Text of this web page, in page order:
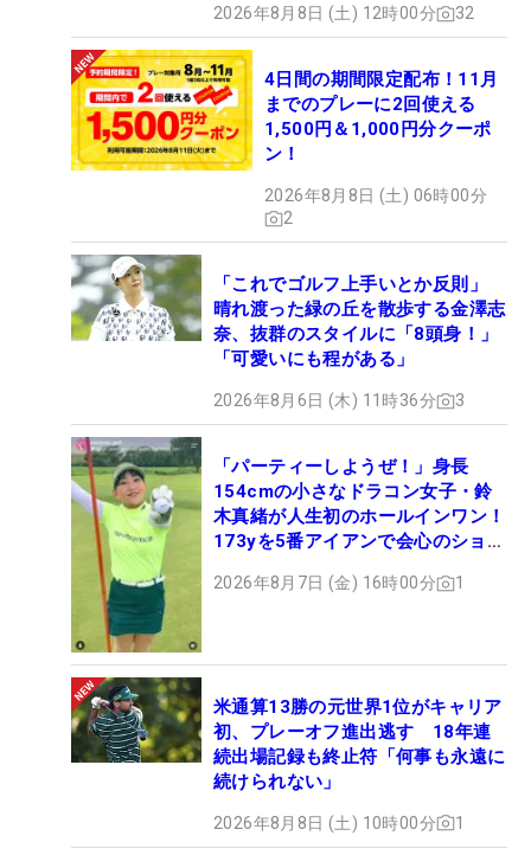
2026年8月8日 (土) 12時00分 32
4日間の期間限定配布！11月
までのプレーに2回使える
1,500円＆1,000円分クーポ
ン！
2026年8月8日 (土) 06時00分
2
「これでゴルフ上手いとか反則」
晴れ渡った緑の丘を散歩する金澤志
奈、抜群のスタイルに「8頭身！」
「可愛いにも程がある」
2026年8月6日 (木) 11時36分 3
「パーティーしようぜ！」身長
154cmの小さなドラコン女子・鈴
木真緒が人生初のホールインワン！
173yを5番アイアンで会心のショッ
2026年8月7日 (金) 16時00分 1
米通算13勝の元世界1位がキャリア
初、プレーオフ進出逃す 18年連
続出場記録も終止符「何事も永遠に
続けられない」
2026年8月8日 (土) 10時00分 1